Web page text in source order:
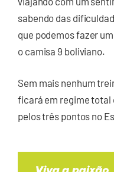
sabendo das
que podemos fazer
o camisa 9 boliviano.
Sem mais nenhum
ficará em regime total
pelos três pontos no